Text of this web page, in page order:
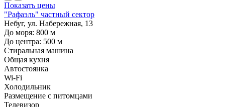
Показать цены
"Рафаэль" частный сектор
Небуг, ул. Набережная, 13
До моря: 800 м
До центра: 500 м
Стиральная машина
Общая кухня
Автостоянка
Wi-Fi
Холодильник
Размещение с питомцами
Телевизор